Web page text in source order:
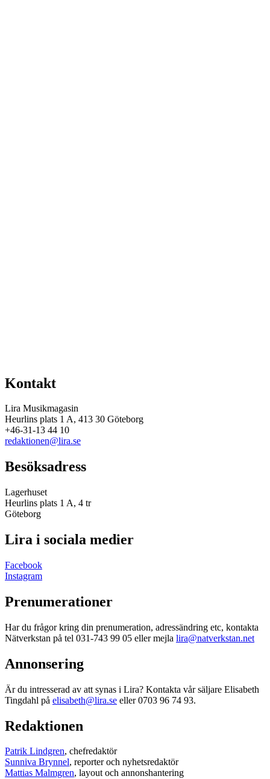
Kontakt
Lira Musikmagasin
Heurlins plats 1 A, 413 30 Göteborg
+46-31-13 44 10
redaktionen@lira.se
Besöksadress
Lagerhuset
Heurlins plats 1 A, 4 tr
Göteborg
Lira i sociala medier
Facebook
Instagram
Prenumerationer
Har du frågor kring din prenumeration, adressändring etc, kontakta
Nätverkstan på tel 031-743 99 05 eller mejla lira@natverkstan.net
Annonsering
Är du intresserad av att synas i Lira? Kontakta vår säljare Elisabeth
Tingdahl på elisabeth@lira.se eller 0703 96 74 93.
Redaktionen
Patrik Lindgren, chefredaktör
Sunniva Brynnel, reporter och nyhetsredaktör
Mattias Malmgren, layout och annonshantering